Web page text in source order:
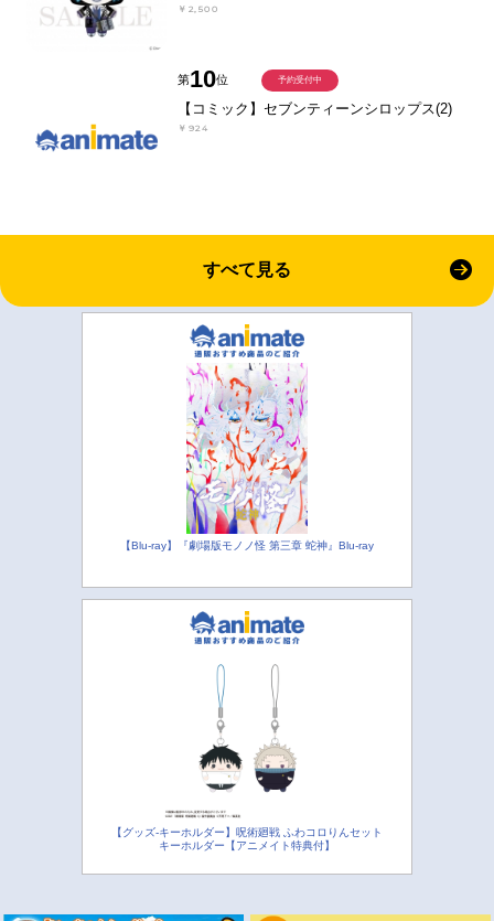
￥2,500
第10位
【コミック】セブンティーンシロップス(2)
￥924
予約受付中
すべて見る
【Blu-ray】『劇場版モノノ怪 第三章 蛇神』Blu-ray
【グッズ-キーホルダー】呪術廻戦 ふわコロりんセット
キーホルダー【アニメイト特典付】